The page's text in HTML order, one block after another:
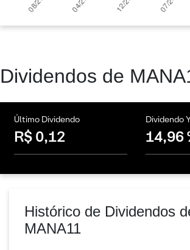
Dividendos de
Último Dividendo
R$ 0,12
Dividendo
14,96
Histórico de Dividendos
MANA11